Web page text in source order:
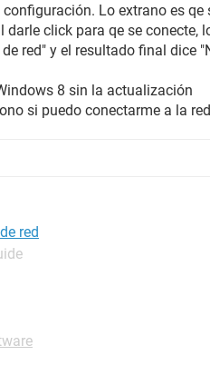
Lo extrano es qe
click para qe se conecte,
red" y el resultado final dice
8 sin la actualización
si puedo conectarme a la
red